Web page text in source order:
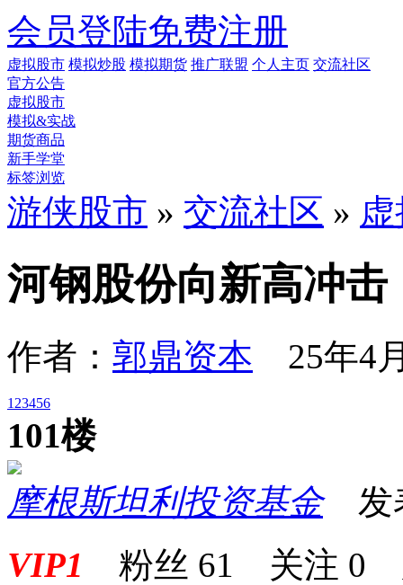
会员登陆免费注册
虚拟股市 模拟炒股 模拟期货 推广联盟 个人主页 交流社区
官方公告
虚拟股市
模拟&实战
期货商品
新手学堂
标签浏览
游侠股市 » 交流社区 »
河钢股份向新高冲击
作者： 郭鼎资本 25年4
1 23456
101楼
摩根斯坦利投资基金发
VIP1 粉丝 61 关注 0